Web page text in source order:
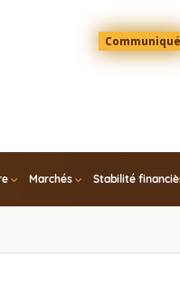
Menu
Top
Communiqué
Marchés Stabilité